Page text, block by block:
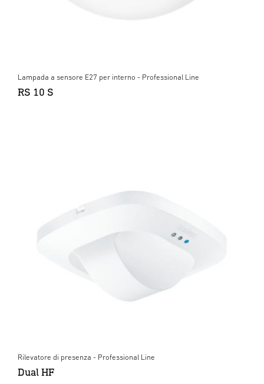
Lampada a sensore E27 per interno - Professional Line
RS 10 S
Rilevatore di presenza - Professional Line
Dual HF